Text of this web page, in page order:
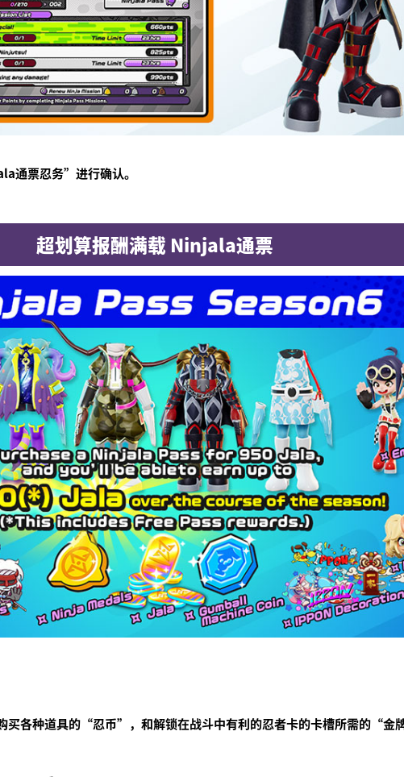
通票忍务”进行确认。
超划算报酬满载 Ninjala通票
买各种道具的“忍币”，和解锁在战斗中有利的忍者卡的卡槽所需的“金